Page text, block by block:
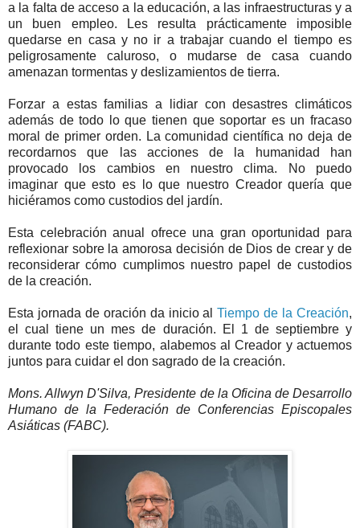
a la falta de acceso a la educación, a las infraestructuras y a
un buen empleo. Les resulta prácticamente imposible
quedarse en casa y no ir a trabajar cuando el tiempo es
peligrosamente caluroso, o mudarse de casa cuando
amenazan tormentas y deslizamientos de tierra.
Forzar a estas familias a lidiar con desastres climáticos
además de todo lo que tienen que soportar es un fracaso
moral de primer orden. La comunidad científica no deja de
recordarnos que las acciones de la humanidad han
provocado los cambios en nuestro clima. No puedo
imaginar que esto es lo que nuestro Creador quería que
hiciéramos como custodios del jardín.
Esta celebración anual ofrece una gran oportunidad para
reflexionar sobre la amorosa decisión de Dios de crear y de
reconsiderar cómo cumplimos nuestro papel de custodios
de la creación.
Esta jornada de oración da inicio alTiempo de la Creación,
el cual tiene un mes de duración. El 1 de septiembre y
durante todo este tiempo, alabemos al Creador y actuemos
juntos para cuidar el don sagrado de la creación.
Mons. Allwyn D'Silva, Presidente de la Oficina de Desarrollo
Humano de la Federación de Conferencias Episcopales
Asiáticas (FABC).